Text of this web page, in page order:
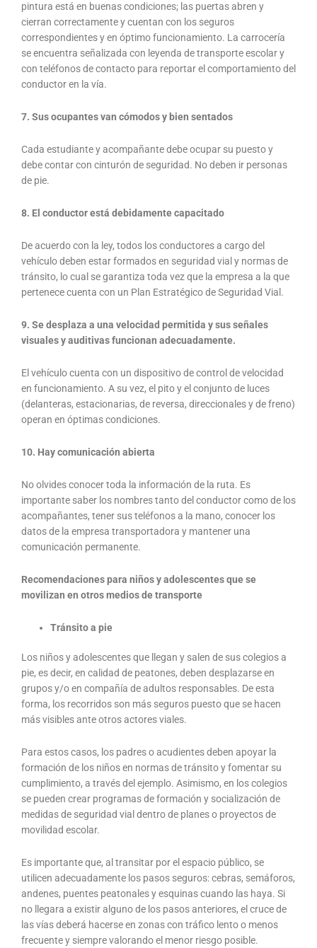
pintura está en buenas condiciones; las puertas abren y
cierran correctamente y cuentan con los seguros
correspondientes y en óptimo funcionamiento. La carrocería
se encuentra señalizada con leyenda de transporte escolar y
con teléfonos de contacto para reportar el comportamiento del
conductor en la vía.
7. Sus ocupantes van cómodos y bien sentados
Cada estudiante y acompañante debe ocupar su puesto y
debe contar con cinturón de seguridad. No deben ir personas
de pie.
8. El conductor está debidamente capacitado
De acuerdo con la ley, todos los conductores a cargo del
vehículo deben estar formados en seguridad vial y normas de
tránsito, lo cual se garantiza toda vez que la empresa a la que
pertenece cuenta con un Plan Estratégico de Seguridad Vial.
9. Se desplaza a una velocidad permitida y sus señales
visuales y auditivas funcionan adecuadamente.
El vehículo cuenta con un dispositivo de control de velocidad
en funcionamiento. A su vez, el pito y el conjunto de luces
(delanteras, estacionarias, de reversa, direccionales y de freno)
operan en óptimas condiciones.
10. Hay comunicación abierta
No olvides conocer toda la información de la ruta. Es
importante saber los nombres tanto del conductor como de los
acompañantes, tener sus teléfonos a la mano, conocer los
datos de la empresa transportadora y mantener una
comunicación permanente.
Recomendaciones para niños y adolescentes que se
movilizan en otros medios de transporte
Tránsito a pie
Los niños y adolescentes que llegan y salen de sus colegios a
pie, es decir, en calidad de peatones, deben desplazarse en
grupos y/o en compañía de adultos responsables. De esta
forma, los recorridos son más seguros puesto que se hacen
más visibles ante otros actores viales.
Para estos casos, los padres o acudientes deben apoyar la
formación de los niños en normas de tránsito y fomentar su
cumplimiento, a través del ejemplo. Asimismo, en los colegios
se pueden crear programas de formación y socialización de
medidas de seguridad vial dentro de planes o proyectos de
movilidad escolar.
Es importante que, al transitar por el espacio público, se
utilicen adecuadamente los pasos seguros: cebras, semáforos,
andenes, puentes peatonales y esquinas cuando las haya. Si
no llegara a existir alguno de los pasos anteriores, el cruce de
las vías deberá hacerse en zonas con tráfico lento o menos
frecuente y siempre valorando el menor riesgo posible.